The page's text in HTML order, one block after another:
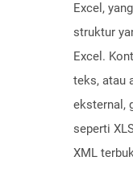
Excel,
struktur
Excel.
teks, atau
eksternal,
seperti
XML